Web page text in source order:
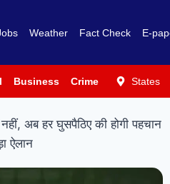
Weather Fact Check E-
Business Crime PoliticsStates
अब हर घुसपैठिए की होगी पहचान
ऐलान